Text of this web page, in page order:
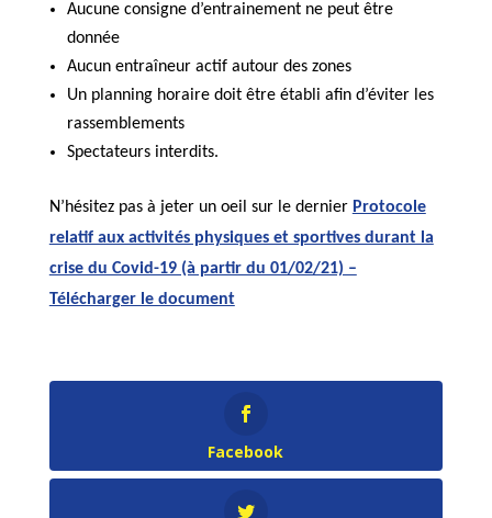
Aucune consigne d’entrainement ne peut être
donnée
Aucun entraîneur actif autour des zones
Un planning horaire doit être établi afin d’éviter les
rassemblements
Spectateurs interdits.
N’hésitez pas à jeter un oeil sur le dernier Protocole
relatif aux activités physiques et sportives durant la
crise du Covid-19 (à partir du 01/02/21) –
Télécharger le document
Facebook